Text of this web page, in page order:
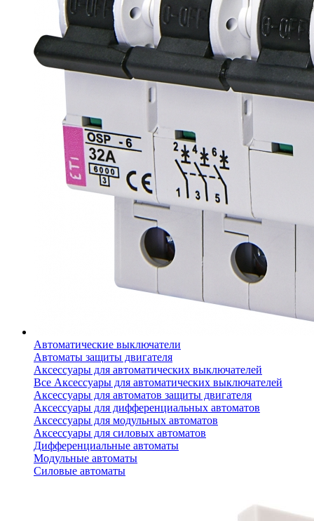
Автоматические выключатели
Автоматы защиты двигателя
Аксессуары для автоматических выключателей
Все Аксессуары для автоматических выключателей
Аксессуары для автоматов защиты двигателя
Аксессуары для дифференциальных автоматов
Аксессуары для модульных автоматов
Аксессуары для силовых автоматов
Дифференциальные автоматы
Модульные автоматы
Силовые автоматы